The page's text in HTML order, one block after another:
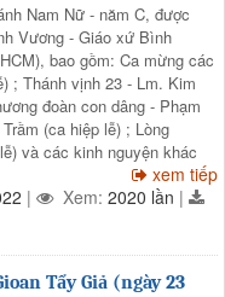
Nam Nữ - năm C, được
Vương - Giáo xứ Bình
bao gồm: Ca mừng các
; Thánh vịnh 23 - Lm. Kim
đoàn con dâng - Phạm
(ca hiệp lễ) ; Lòng
và các kinh nguyện khác
xem tiếp
| Xem: 2020 lần |
Tẩy Giả (ngày 23